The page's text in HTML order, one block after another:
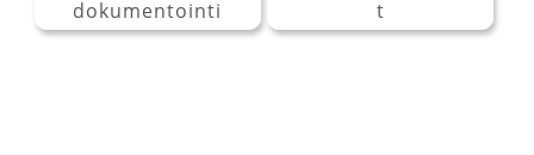
dokumentointi
t